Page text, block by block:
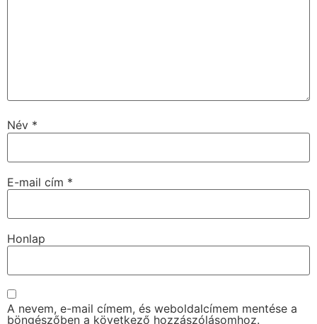
Név *
E-mail cím *
Honlap
A nevem, e-mail címem, és weboldalcímem mentése a
böngészőben a következő hozzászólásomhoz.